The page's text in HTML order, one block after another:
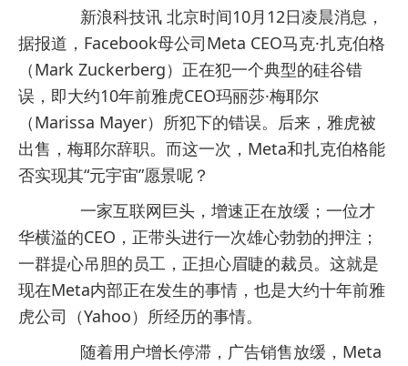
新浪科技讯 北京时间10月12日凌晨消息，
据报道，Facebook母公司Meta CEO马克·扎克伯格
（Mark Zuckerberg）正在犯一个典型的硅谷错
误，即大约10年前雅虎CEO玛丽莎·梅耶尔
（Marissa Mayer）所犯下的错误。后来，雅虎被
出售，梅耶尔辞职。而这一次，Meta和扎克伯格能
否实现其“元宇宙”愿景呢？
一家互联网巨头，增速正在放缓；一位才
华横溢的CEO，正带头进行一次雄心勃勃的押注；
一群提心吊胆的员工，正担心眉睫的裁员。这就是
现在Meta内部正在发生的事情，也是大约十年前雅
虎公司（Yahoo）所经历的事情。
随着用户增长停滞，广告销售放缓，Meta